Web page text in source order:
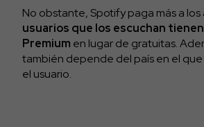
No obstante, Spotify paga más a los
usuarios que los escuchan
Premium en lugar de gratuitas.
también depende del país en el que
el usuario.